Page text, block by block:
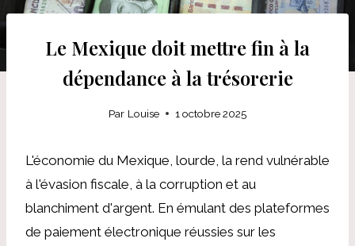
Le Mexique doit mettre fin à la
dépendance à la trésorerie
Par Louise 1 octobre 2025
L'économie du Mexique, lourde, la rend vulnérable
à l'évasion fiscale, à la corruption et au
blanchiment d'argent. En émulant des plateformes
de paiement électronique réussies sur les